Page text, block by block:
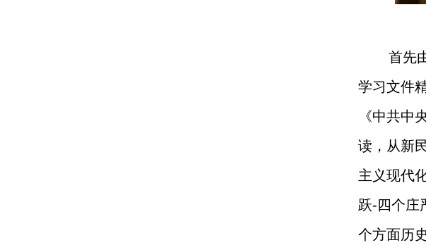
首先
学习文件
《中共中
读，从新
主义现代
跃-四个庄
个方面历